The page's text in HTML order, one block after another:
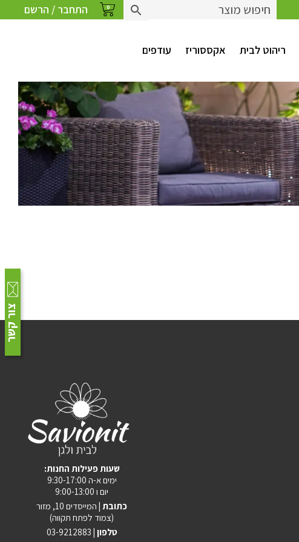
צור קשר
התחבר / הרשם 0
ריהוט לבית אקססוריז עודפים
:שעות פעילות החנות
ימים א-ה 9:30-17:00
יום ו 9:00-13:00
כתובת | המייסדים 10, מזור
(צמוד לפתח תקווה)
טלפון | 03-9212883